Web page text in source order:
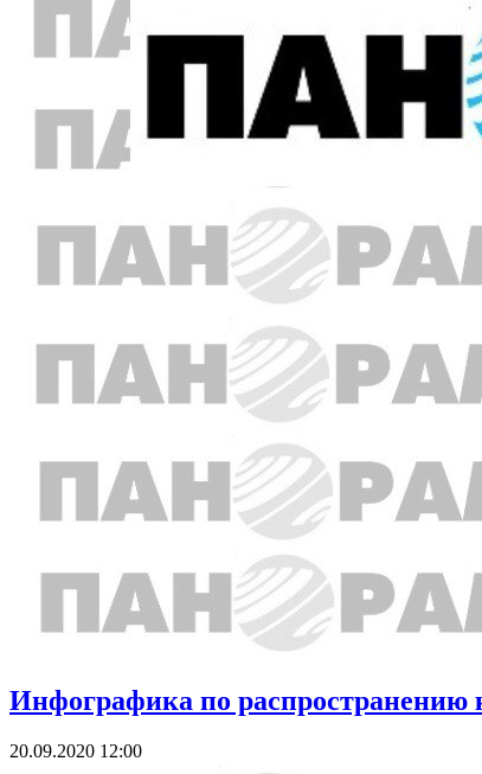
Инфографика по распространению
20.09.2020 12:00